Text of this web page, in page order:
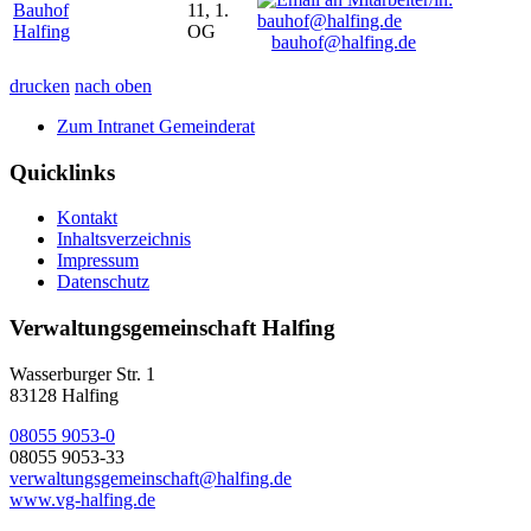
Bauhof
Halfing
11, 1.
OG
bauhof@halfing.de
drucken nach oben
Zum Intranet Gemeinderat
Quicklinks
Kontakt
Inhaltsverzeichnis
Impressum
Datenschutz
Verwaltungsgemeinschaft Halfing
Wasserburger Str. 1
83128 Halfing
08055 9053-0
08055 9053-33
verwaltungsgemeinschaft@halfing.de
www.vg-halfing.de